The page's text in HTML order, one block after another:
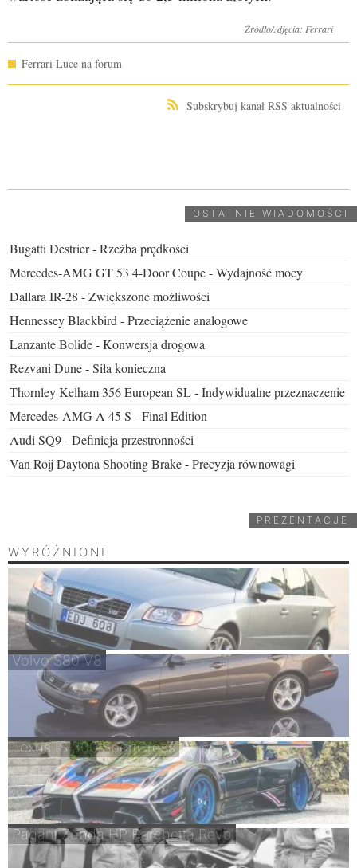
Źródło/zdjęcia: Ferrari
Ferrari Luce na forum
Subskrybuj kanał RSS aktualności
OSTATNIE WIADOMOŚCI
Bugatti Destrier - Rzeźba prędkości
Mercedes-AMG GT 53 4-Door Coupe - Wydajność mocy
Dallara IR-28 - Zwiększone możliwości
Hennessey Blackbird - Przeciążenie analogowe
Lanzante Bolide - Konwersja drogowa
Rezvani Dune - Siła konieczna
Thornley Kelham 356 European SL - Indywidualne przeznaczenie
Mercedes-AMG A 45 S - Final Edition
Audi SQ9 - Definicja przestronności
Van Roij Daytona Shooting Brake - Precyzja równowagi
PREZENTACJE
WYRÓŻNIONE
Volvo S80 V8
Lexus IS 300 SportCross
Pagani Zonda HP Barchetta Revo